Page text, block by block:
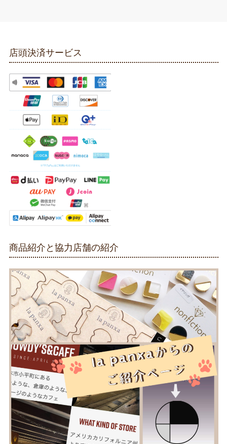
店頭決済サービス
商品紹介と協力店舗の紹介